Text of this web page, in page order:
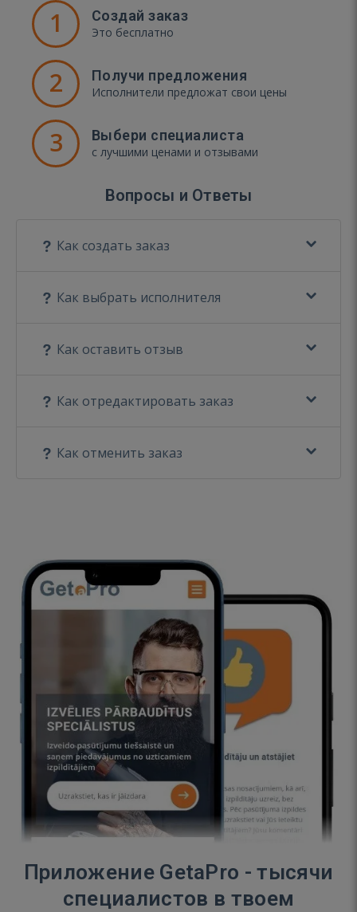
1 Создай заказ
Это бесплатно
2 Получи предложения
Исполнители предложат свои цены
3 Выбери специалиста
с лучшими ценами и отзывами
Вопросы и Ответы
Как создать заказ
Как выбрать исполнителя
Как оставить отзыв
Как отредактировать заказ
Как отменить заказ
Приложение GetaPro - тысячи
специалистов в твоем